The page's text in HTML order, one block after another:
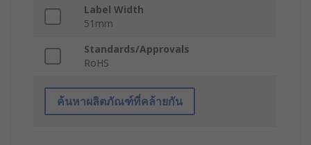
Label Width
51mm
Standards/Approvals
RoHS
ค้นหาผลิตภัณฑ์ที่คล้ายกัน